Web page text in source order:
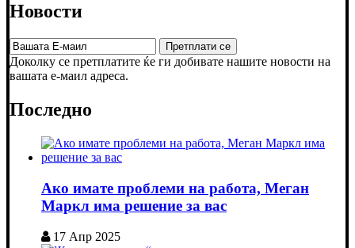
Новости
Доколку се претплатите ќе ги добивате нашите новости на
вашата е-маил адреса.
Последно
Ако имате проблеми на работа, Меган
Маркл има решение за вас
17 Апр 2025